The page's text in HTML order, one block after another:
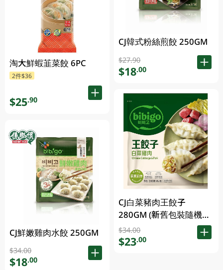
淘大鮮蝦韮菜餃 6PC
2件$36
$25.90
CJ鮮嫩雞肉水餃 250GM
$34.00
$18.00
CJ韓式粉絲煎餃 250GM
$27.90
$18.00
CJ白菜豬肉王餃子
280GM (新舊包裝隨機發
貨)
$34.00
$23.00